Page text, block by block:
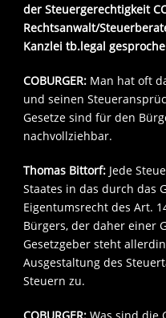
der Steuergerechtigkeit
Rechtsanwalt/
Kanzlei tb.legal
COBURGER: Man hat oft
und seinen
Gesetze sind für den
nachvollziehbar.
Thomas Bittorf: Jede
Staates in das durch das
Eigentumsrecht des Art.
Bürgers, der daher einer
Gesetzgeber steht
Ausgestaltung des
Steuern zu.